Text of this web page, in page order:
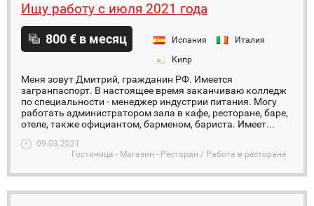
Ищу работу с июля 2021 года
800 € в месяц Испания
Италия
Кипр
Меня зовут Дмитрий, гражданин РФ. Имеется
загранпаспорт. В настоящее время заканчиваю колледж
по специальности - менеджер индустрии питания. Могу
работать администратором зала в кафе, ресторане, баре,
отеле, также официантом, барменом, бариста. Имеет...
09.03.2021
Гостиница - Магазин - Ресторан / Работа в ресторане